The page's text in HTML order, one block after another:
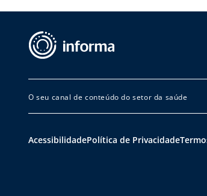
O seu canal de conteúdo do setor da saúde
AcessibilidadePolítica de Privacidade